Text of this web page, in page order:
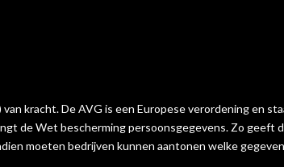
kracht. De AVG is een Europese verordening en
de Wet bescherming persoonsgegevens. Zo geeft
moeten bedrijven kunnen aantonen welke